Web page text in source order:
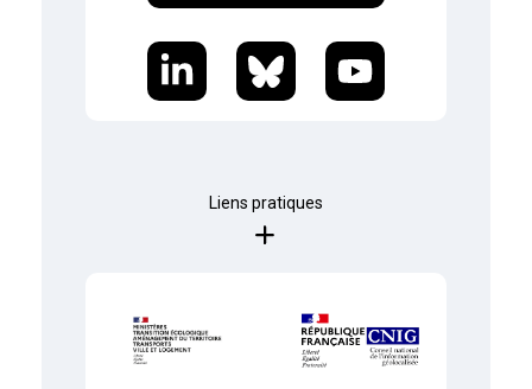
Liens pratiques